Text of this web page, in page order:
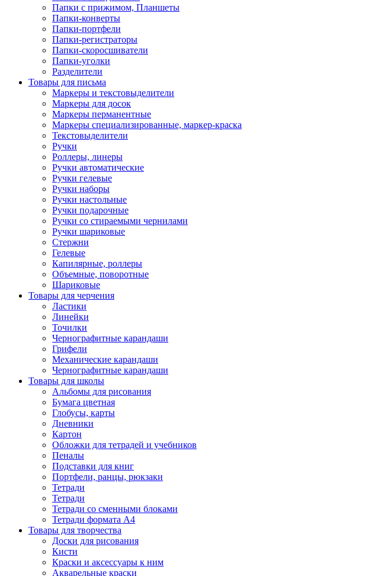
Папки с прижимом, Планшеты
Папки-конверты
Папки-портфели
Папки-регистраторы
Папки-скоросшиватели
Папки-уголки
Разделители
Товары для письма
Маркеры и текстовыделители
Маркеры для досок
Маркеры перманентные
Маркеры специализированные, маркер-краска
Текстовыделители
Ручки
Роллеры, линеры
Ручки автоматические
Ручки гелевые
Ручки наборы
Ручки настольные
Ручки подарочные
Ручки со стираемыми чернилами
Ручки шариковые
Стержни
Гелевые
Капилярные, роллеры
Объемные, поворотные
Шариковые
Товары для черчения
Ластики
Линейки
Точилки
Чернографитные карандаши
Грифели
Механические карандаши
Чернографитные карандаши
Товары для школы
Альбомы для рисования
Бумага цветная
Глобусы, карты
Дневники
Картон
Обложки для тетрадей и учебников
Пеналы
Подставки для книг
Портфели, ранцы, рюкзаки
Тетради
Тетради
Тетради со сменными блоками
Тетради формата А4
Товары для творчества
Доски для рисования
Кисти
Краски и аксессуары к ним
Акварельные краски